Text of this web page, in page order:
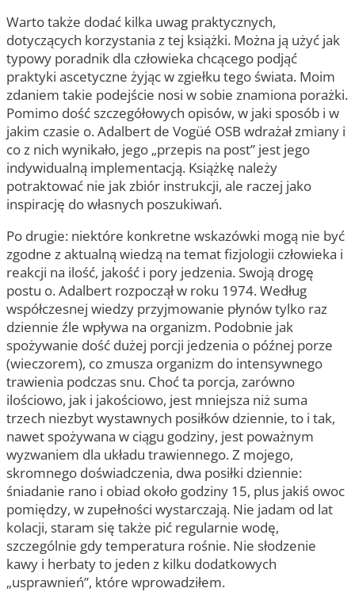
Warto także dodać kilka uwag praktycznych,
dotyczących korzystania z tej książki. Można ją użyć jak
typowy poradnik dla człowieka chcącego podjąć
praktyki ascetyczne żyjąc w zgiełku tego świata. Moim
zdaniem takie podejście nosi w sobie znamiona porażki.
Pomimo dość szczegółowych opisów, w jaki sposób i w
jakim czasie o. Adalbert de Vogüé OSB wdrażał zmiany i
co z nich wynikało, jego „przepis na post” jest jego
indywidualną implementacją. Książkę należy
potraktować nie jak zbiór instrukcji, ale raczej jako
inspirację do własnych poszukiwań.
Po drugie: niektóre konkretne wskazówki mogą nie być
zgodne z aktualną wiedzą na temat fizjologii człowieka i
reakcji na ilość, jakość i pory jedzenia. Swoją drogę
postu o. Adalbert rozpoczął w roku 1974. Według
współczesnej wiedzy przyjmowanie płynów tylko raz
dziennie źle wpływa na organizm. Podobnie jak
spożywanie dość dużej porcji jedzenia o późnej porze
(wieczorem), co zmusza organizm do intensywnego
trawienia podczas snu. Choć ta porcja, zarówno
ilościowo, jak i jakościowo, jest mniejsza niż suma
trzech niezbyt wystawnych posiłków dziennie, to i tak,
nawet spożywana w ciągu godziny, jest poważnym
wyzwaniem dla układu trawiennego. Z mojego,
skromnego doświadczenia, dwa posiłki dziennie:
śniadanie rano i obiad około godziny 15, plus jakiś owoc
pomiędzy, w zupełności wystarczają. Nie jadam od lat
kolacji, staram się także pić regularnie wodę,
szczególnie gdy temperatura rośnie. Nie słodzenie
kawy i herbaty to jeden z kilku dodatkowych
„usprawnień”, które wprowadziłem.